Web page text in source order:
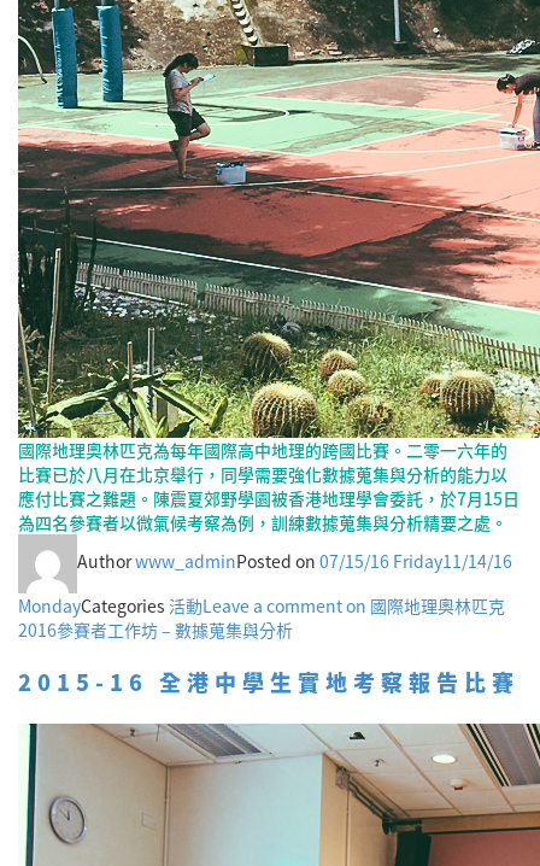
國際地理奧林匹克為每年國際高中地理的跨國比賽。二零一六年的
比賽已於八月在北京舉行，同學需要強化數據蒐集與分析的能力以
應付比賽之難題。陳震夏郊野學園被香港地理學會委託，於7月15日
為四名參賽者以微氣候考察為例，訓練數據蒐集與分析精要之處。
Authorwww_adminPosted on 07/15/16 Friday11/14/16
MondayCategories 活動Leave a commenton 國際地理奧林匹克
2016參賽者工作坊 – 數據蒐集與分析
2015-16 全港中學生實地考察報告比賽